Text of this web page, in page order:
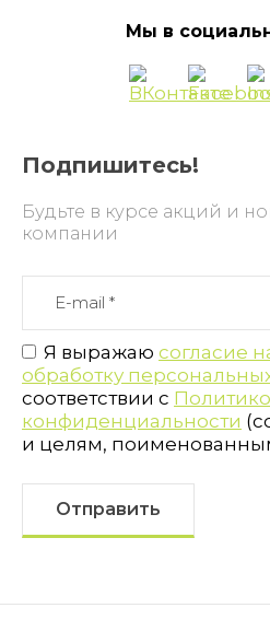
Мы в
Подпишитесь!
Будьте в курсе акций и
компании
Я выражаю согласие
обработку
соответствии с
конфиденциальности
и целям,
Отправить